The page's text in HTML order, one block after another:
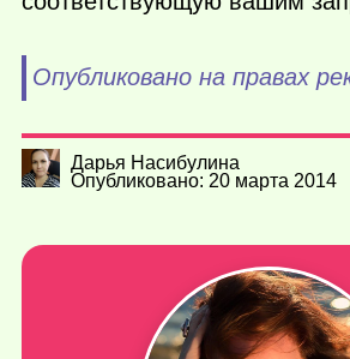
Опубликовано на правах
Дарья Насибулина
Опубликовано: 20 марта 2014